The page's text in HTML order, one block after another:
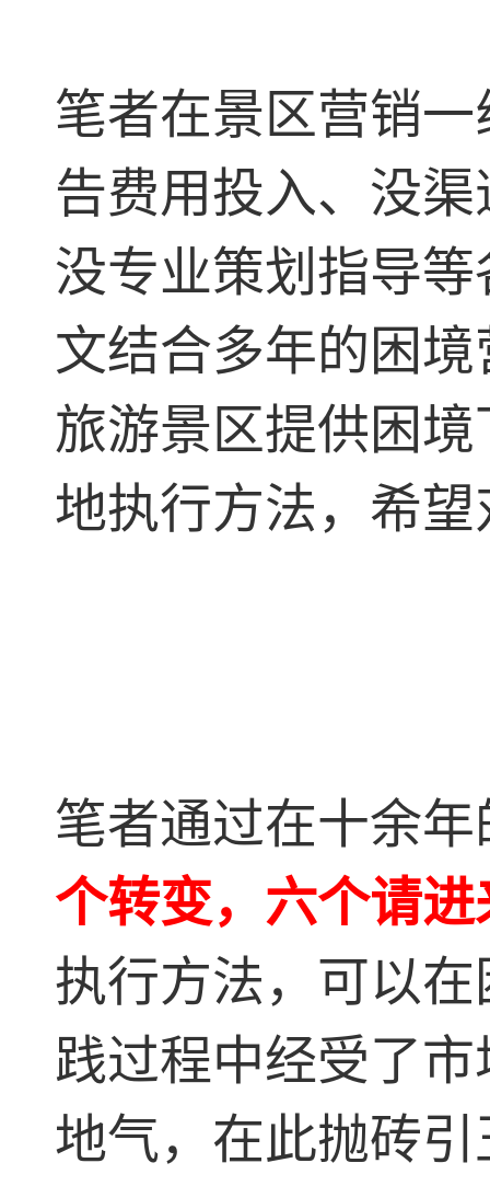
笔者在景区营销
告费用投入、没
没专业策划指导
文结合多年的困
旅游景区提供困
地执行方法，希
笔者通过在十余
个转变，六个请
执行方法，可以
践过程中经受了
地气，在此抛砖